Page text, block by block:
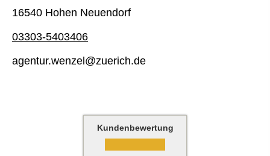
16540 Hohen Neuendorf
03303-5403406
agentur.wenzel@zuerich.de
Kundenbewertung